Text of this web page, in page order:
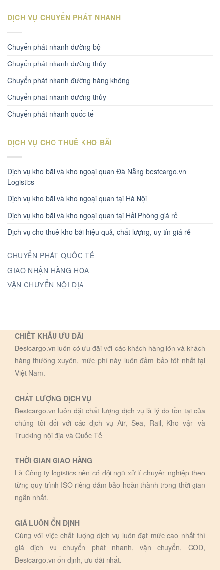
DỊCH VỤ CHUYỂN PHÁT NHANH
Chuyển phát nhanh đường bộ
Chuyển phát nhanh dường thủy
Chuyển phát nhanh đường hàng không
Chuyển phát nhanh đường thủy
Chuyển phát nhanh quốc tế
DỊCH VỤ CHO THUÊ KHO BÃI
Dịch vụ kho bãi và kho ngoại quan Đà Nẵng bestcargo.vn
Logistics
Dịch vụ kho bãi và kho ngoại quan tại Hà Nội
Dịch vụ kho bãi và kho ngoại quan tại Hải Phòng giá rẻ
Dịch vụ cho thuê kho bãi hiệu quả, chất lượng, uy tín giá rẻ
CHUYỂN PHÁT QUỐC TẾ
GIAO NHẬN HÀNG HÓA
VẬN CHUYỂN NỘI ĐỊA
CHIẾT KHẤU ƯU ĐÃI
Bestcargo.vn luôn có ưu đãi với các khách hàng lớn và khách
hàng thường xuyên, mức phí này luôn đảm bảo tôt nhất tại
Việt Nam.
CHẤT LƯỢNG DỊCH VỤ
Bestcargo.vn luôn đặt chất lượng dịch vụ là lý do tồn tại của
chúng tôi đối với các dịch vụ Air, Sea, Rail, Kho vận và
Trucking nội địa và Quốc Tế
THỜI GIAN GIAO HÀNG
Là Công ty logistics nên có đội ngũ xử lí chuyên nghiệp theo
từng quy trình ISO riêng đảm bảo hoàn thành trong thời gian
ngắn nhất.
GIÁ LUÔN ỔN ĐỊNH
Cùng với việc chất lượng dịch vụ luôn đạt mức cao nhất thì
giá dịch vụ chuyển phát nhanh, vận chuyển, COD,
Bestcargo.vn ổn định, ưu đãi nhất.